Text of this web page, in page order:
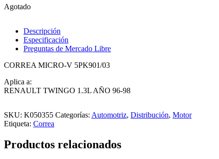
Agotado
Descripción
Especificación
Preguntas de Mercado Libre
CORREA MICRO-V 5PK901/03
Aplica a:
RENAULT TWINGO 1.3L AÑO 96-98
SKU: K050355 Categorías: Automotriz, Distribución, Motor
Etiqueta: Correa
Productos relacionados